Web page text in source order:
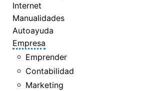
Internet
Manualidades
Autoayuda
Empresa
Emprender
Contabilidad
Marketing